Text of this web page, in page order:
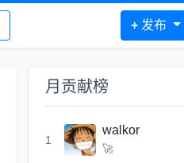
+ 发布
月贡献榜
1
walkor
🚀